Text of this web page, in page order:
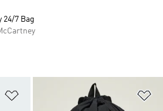
Dodaj do listy życzeń
24/7 Bag